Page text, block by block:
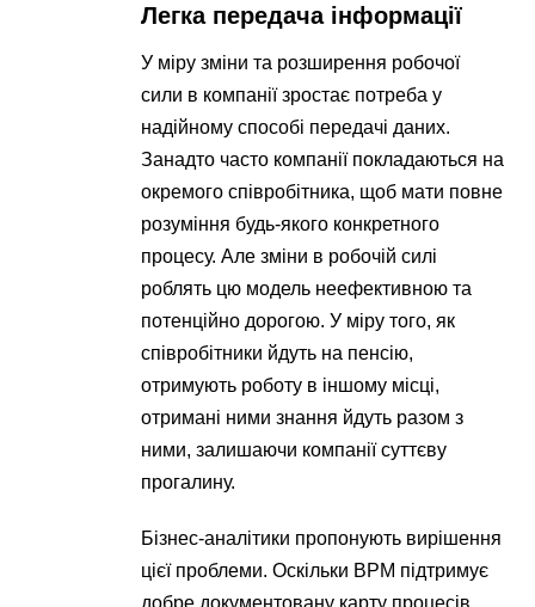
Легка передача інформації
У міру зміни та розширення робочої
сили в компанії зростає потреба у
надійному способі передачі даних.
Занадто часто компанії покладаються на
окремого співробітника, щоб мати повне
розуміння будь-якого конкретного
процесу. Але зміни в робочій силі
роблять цю модель неефективною та
потенційно дорогою. У міру того, як
співробітники йдуть на пенсію,
отримують роботу в іншому місці,
отримані ними знання йдуть разом з
ними, залишаючи компанії суттєву
прогалину.
Бізнес-аналітики пропонують вирішення
цієї проблеми. Оскільки BPM підтримує
добре документовану карту процесів